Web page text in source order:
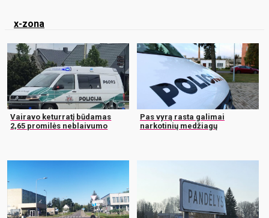
x-zona
Vairavo keturratį būdamas
2,65 promilės neblaivumo
Pas vyrą rasta galimai
narkotinių medžiagų